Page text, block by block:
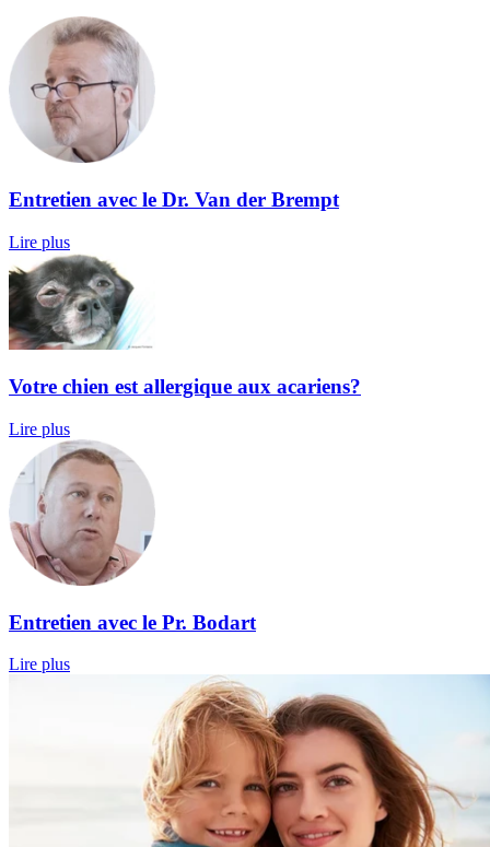
Entretien avec le Dr. Van der Brempt
Lire plus
Votre chien est allergique aux acariens?
Lire plus
Entretien avec le Pr. Bodart
Lire plus